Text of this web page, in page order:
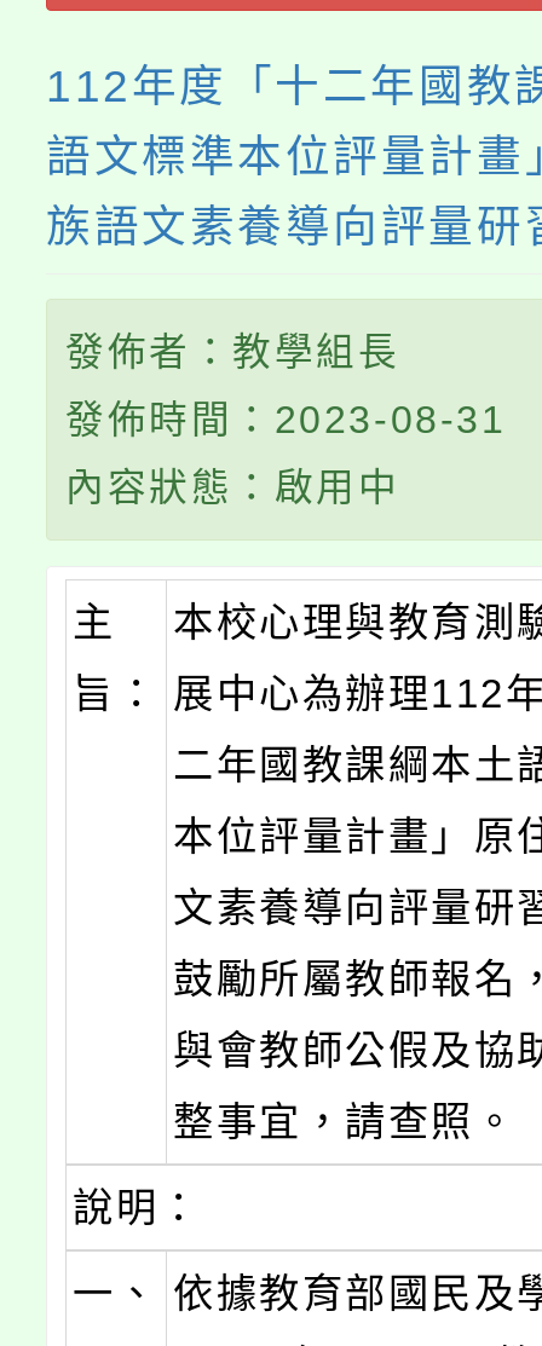
112年度「十二年國教
語文標準本位評量計畫
族語文素養導向評量研
發佈者：教學組長
發佈時間：2023-08-31
內容狀態：啟用中
主
旨：
本校心理與教育測
展中心為辦理112
二年國教課綱本土
本位評量計畫」原
文素養導向評量研
鼓勵所屬教師報名
與會教師公假及協
整事宜，請查照。
說明：
一、
依據教育部國民及